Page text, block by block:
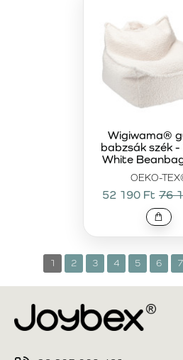
OEKO-
Wigiwama®
babzsák szék -
White
52 190 Ft 76
1 2 3 4 5 6 7